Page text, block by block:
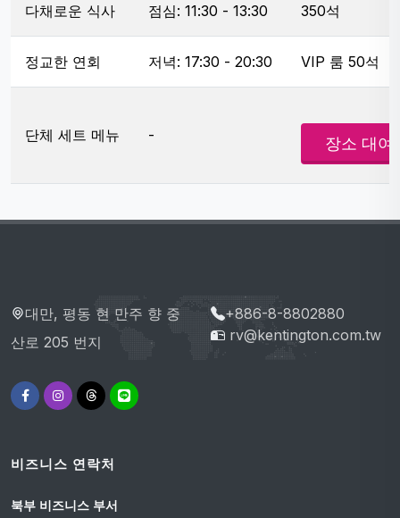
다채로운 식사 점심: 11:30 - 13:30 350석
정교한 연회 저녁: 17:30 - 20:30 VIP 룸 50석
단체 세트 메뉴 - 장소 대여
대만, 평동 현 만주 향 중
산로 205 번지
+886-8-8802880
rv@kentington.com.tw
비즈니스 연락처
북부 비즈니스 부서